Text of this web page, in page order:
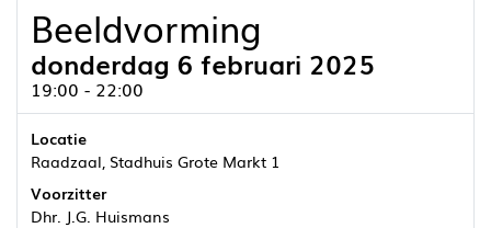
Beeldvorming
donderdag 6 februari 2025
19:00 - 22:00
Locatie
Raadzaal, Stadhuis Grote Markt 1
Voorzitter
Dhr. J.G. Huismans